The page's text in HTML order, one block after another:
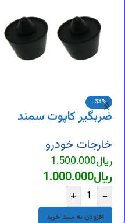
-33%
ضربگیر کاپوت سمند
خارجات خودرو
ریال1.500.000
ریال1.000.000
-
+
افزودن به سبد خرید